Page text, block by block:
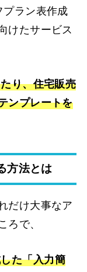
プラン表作成
けたサービス
り、住宅販売
ンプレートを
方法とは
だけ大事なア
ろで、
た「入力簡